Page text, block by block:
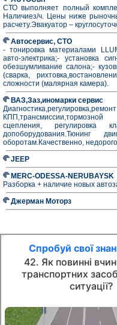
СТО выполняет полный
Наличиез/ч. Цены ниже
расчету.Эвакуатор –
Автосервис, СТО
- тонировка материалами
авто-электрика;- установка
обезшумливание салона;-
(сварка,
сложности (малярная камера).
ВАЗ,Заз,иномарки сервис
сцепления, регулировка
допоборудования.Тюнинг
оборотам.Качественно,
JEEP
MERC-ODESSA-NERUBAYSK
Разборка + наличие новых
Джерман Моторз